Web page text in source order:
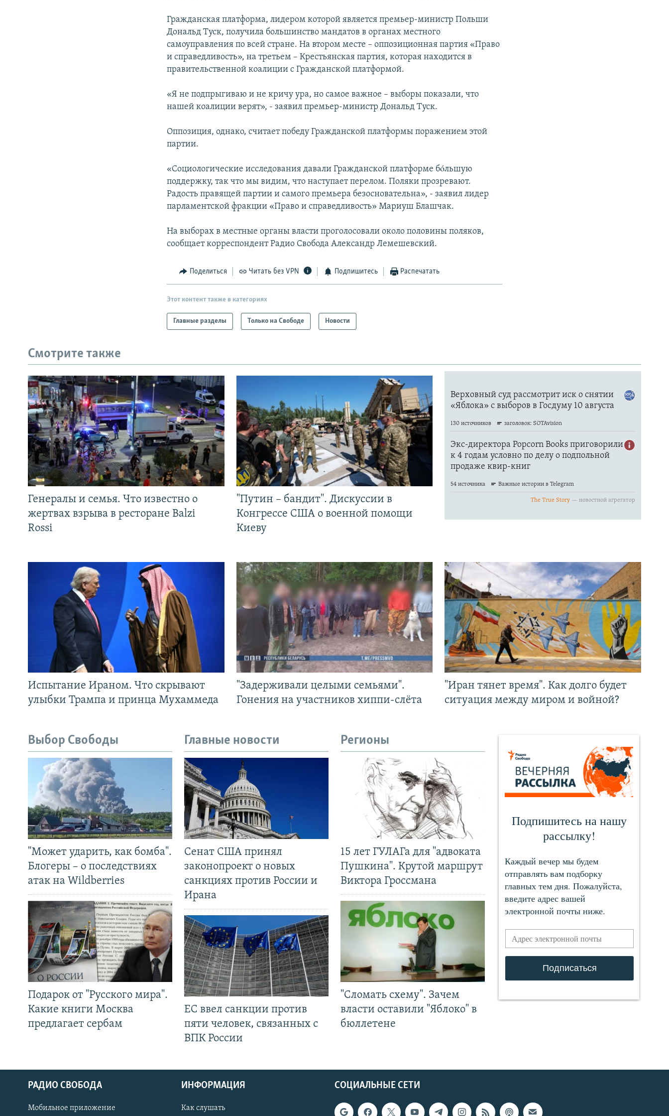
СОЦИАЛЬНЫЕ СЕТИ
Гражданская платформа, лидером которой является премьер-министр Польши
Дональд Туск, получила большинство мандатов в органах местного
самоуправления по всей стране. На втором месте – оппозиционная партия «Право
и справедливость», на третьем – Крестьянская партия, которая находится в
правительственной коалиции с Гражданской платформой.
«Я не подпрыгиваю и не кричу ура, но самое важное – выборы показали, что
нашей коалиции верят», - заявил премьер-министр Дональд Туск.
Оппозиция, однако, считает победу Гражданской платформы поражением этой
партии.
«Социологические исследования давали Гражданской платформе бóльшую
поддержку, так что мы видим, что наступает перелом. Поляки прозревают.
Радость правящей партии и самого премьера безосновательна», - заявил лидер
парламентской фракции «Право и справедливость» Мариуш Блашчак.
На выборах в местные органы власти проголосовали около половины поляков,
сообщает корреспондент Радио Свобода Александр Лемешевский.
Поделиться Читать без VPN Подпишитесь Распечатать
Этот контент также в категориях
Главные разделы Только на Свободе Новости
Смотрите также
Генералы и семья. Что известно о
жертвах взрыва в ресторане Balzi
Rossi
"Путин – бандит". Дискуссии в
Конгрессе США о военной помощи
Киеву
Испытание Ираном. Что скрывают
улыбки Трампа и принца Мухаммеда
"Задерживали целыми семьями".
Гонения на участников хиппи-слёта
"Иран тянет время". Как долго будет
ситуация между миром и войной?
Выбор Свободы
"Может ударить, как бомба".
Блогеры – о последствиях
атак на Wildberries
Подарок от "Русского мира".
Какие книги Москва
предлагает сербам
Главные новости
Сенат США принял
законопроект о новых
санкциях против России и
Ирана
ЕС ввел санкции против
пяти человек, связанных с
ВПК России
Регионы
15 лет ГУЛАГа для "адвоката
Пушкина". Крутой маршрут
Виктора Гроссмана
"Сломать схему". Зачем
власти оставили "Яблоко" в
бюллетене
СОЦИАЛЬНЫЕ СЕТИ
РАДИО СВОБОДА
Мобильное приложение
ИНФОРМАЦИЯ
Как слушать